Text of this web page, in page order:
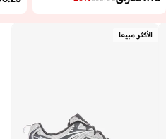
الأكثر مبيعا